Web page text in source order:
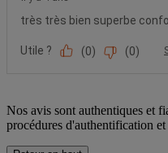
Nos avis sont authentiques et
procédures d'authentification